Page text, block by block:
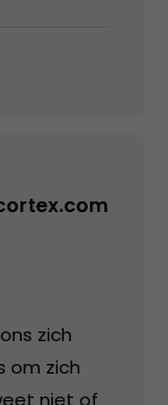
zich
om zich
niet of